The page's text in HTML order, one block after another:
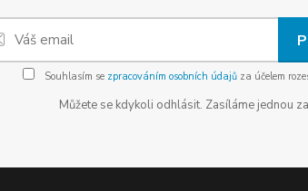
Souhlasím se zpracováním osobních údajůza účelem
Můžete se kdykoli odhlásit. Zasíláme jednou